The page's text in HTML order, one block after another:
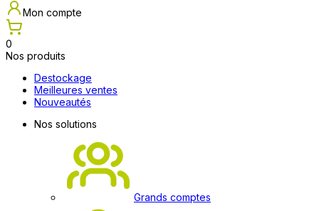
Mon compte
0
Nos produits
Destockage
Meilleures ventes
Nouveautés
Nos solutions
Grands comptes